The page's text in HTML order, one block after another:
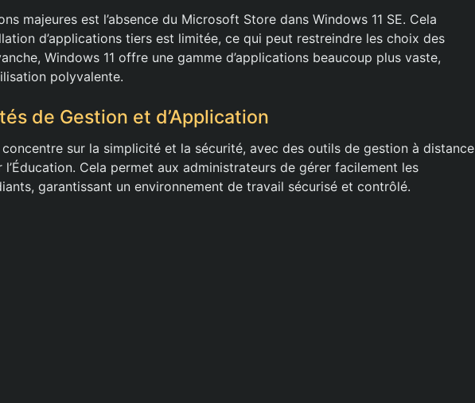
majeures est l’absence du Microsoft Store dans Windows 11 SE. Cela
d’applications tiers est limitée, ce qui peut restreindre les choix des
Windows 11 offre une gamme d’applications beaucoup plus vaste,
polyvalente.
de Gestion et d’Application
concentre sur la simplicité et la sécurité, avec des outils de gestion à distance
l’Éducation. Cela permet aux administrateurs de gérer facilement les
garantissant un environnement de travail sécurisé et contrôlé.